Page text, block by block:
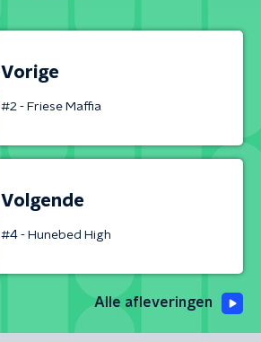
Vorige
#2 - Friese Maffia
Volgende
#4 - Hunebed High
Alle afleveringen